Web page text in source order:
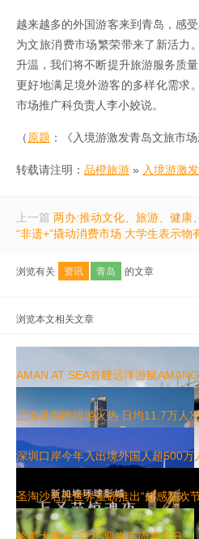
越来越多的外国游客来到青岛，感
为文旅消费市场繁荣带来了新活力
升温，我们将不断提升旅游服务质
更好地满足境外游客的多样化需求
市场推广科负责人李小姣说。
（原题 ：《入境游激发青岛文旅市场
转载请注明： 品橙旅游 » 入境游激
上一篇 两办:推动文化、旅游、健康
“非遗+”撬动消费市场 大学生表示物
浏览有关 资讯 青岛 的文章
浏览本文相关文章
AMAN AT SEA首艘远洋游艇
上海暑期跨境游火热 日均11.7万人
上海暑期跨境游火热 日均11.7万人
深圳口岸今年入出境外国人超500万
圣淘沙名胜世界重磅推出“超感狂欢